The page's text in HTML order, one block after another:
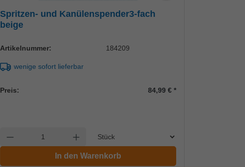
Spritzen- und Kanülenspender3-fach
beige
Artikelnummer: 184209
wenige sofort lieferbar
Preis: 84,99 €*
Anzahl verringern Anzahl erhöhen
In den Warenkorb